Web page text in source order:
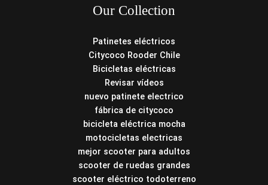
Our Collection
Patinetes eléctricos
Citycoco Rooder Chile
Bicicletas eléctricas
Revisar vídeos
nuevo patinete electrico
fábrica de citycoco
bicicleta eléctrica mocha
motocicletas electricas
mejor scooter para adultos
scooter de ruedas grandes
scooter eléctrico todoterreno